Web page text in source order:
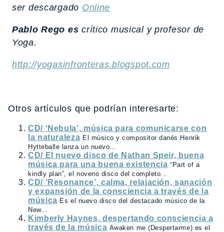
ser descargado Online
Pablo Rego escrítico musical y profesor de
Yoga.
http://yogasinfronteras.blogspot.com
Otros artículos que podrían interesarte:
CD/ ‘Nebula’, música para comunicarse con
la naturaleza El músico y compositor danés Henrik
Hytteballe lanza un nuevo...
CD/ El nuevo disco de Nathan Speir, buena
música para una buena existencia “Part of a
kindly plan”, el noveno disco del completo...
CD/ ‘Resonance’, calma, relajación, sanación
y expansión de la consciencia a través de la
música Es el nuevo disco del destacado músico de la
New...
Kimberly Haynes, despertando consciencia a
través de la música Awaken me (Despertarme) es el